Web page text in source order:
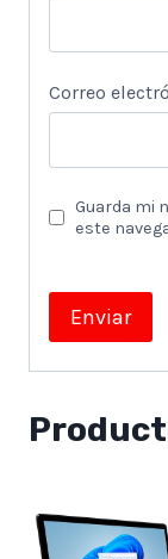
Correo
Guarda mi
este